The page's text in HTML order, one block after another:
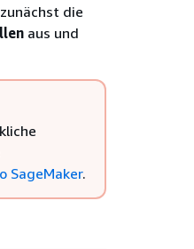
die
aus und
SageMaker.